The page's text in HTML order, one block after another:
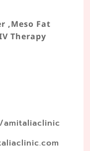
,Meso Fat
Therapy